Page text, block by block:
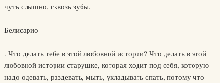
чуть слышно, сквозь зубы.
Белисарио
. Что делать тебе в этой любовной истории? Что делать в этой
любовной истории старушке, которая ходит под себя, которую
надо одевать, раздевать, мыть, укладывать спать, потому что